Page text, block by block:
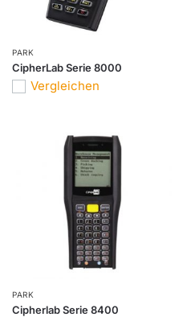
PARK
CipherLab Serie 8000
Vergleichen
PARK
Cipherlab Serie 8400